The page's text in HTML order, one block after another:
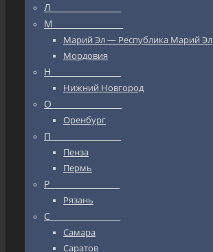
Л_________________
М_________________
Марий Эл — Республика Марий Эл
Мордовия
Н_________________
Нижний Новгород
О_________________
Оренбург
П_________________
Пенза
Пермь
Р_________________
Рязань
С_________________
Самара
Саратов